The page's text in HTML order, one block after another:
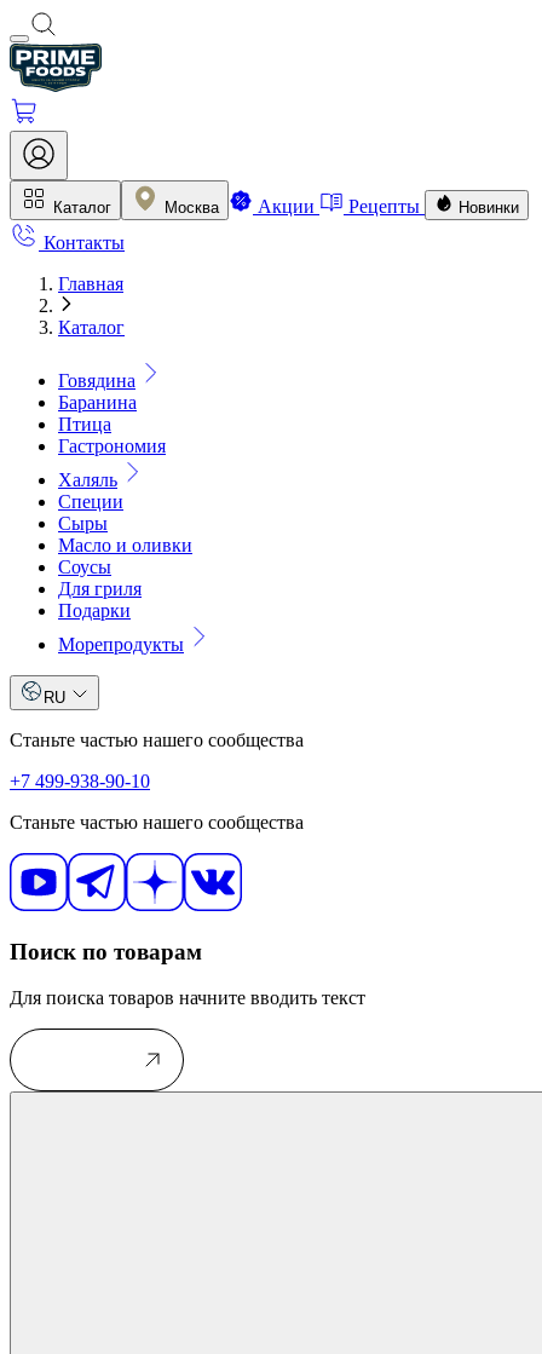
Каталог Москва Акции Рецепты Новинки
Контакты
Главная
Каталог
Говядина
Баранина
Птица
Гастрономия
Халяль
Специи
Сыры
Масло и оливки
Соусы
Для гриля
Подарки
Морепродукты
RU
Станьте частью нашего сообщества
+7 499-938-90-10
Станьте частью нашего сообщества
Поиск по товарам
Для поиска товаров начните вводить текст